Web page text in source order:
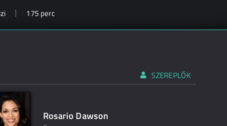
175 perc
SZEREPLŐK
Rosario Dawson